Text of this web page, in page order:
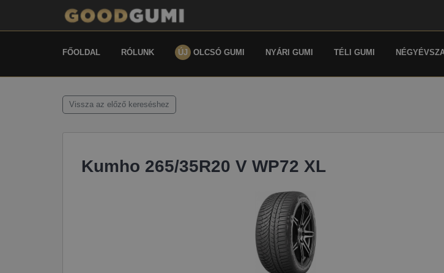
FŐOLDAL RÓLUNK ÚJ OLCSÓ GUMI NYÁRI GUMI TÉLI GUMI
Vissza az előző kereséshez
Kumho 265/35R20 V WP72 XL